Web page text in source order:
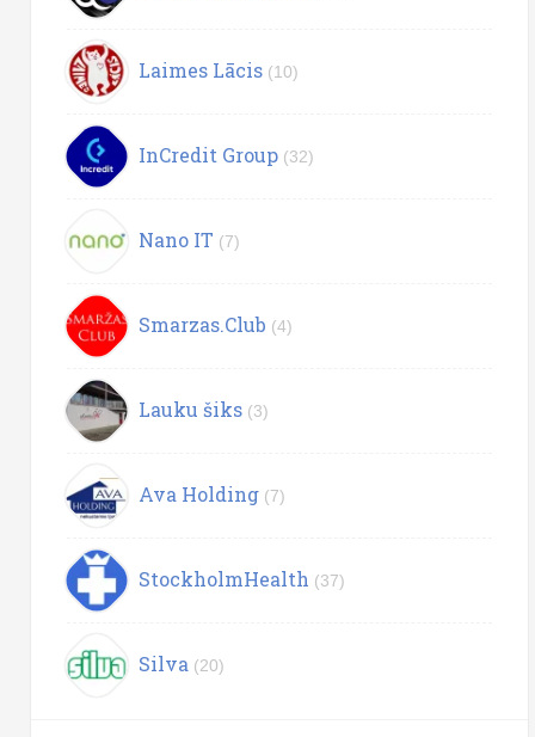
Laimes Lācis (10)
InCredit Group (32)
Nano IT (7)
Smarzas.Club (4)
Lauku šiks (3)
Ava Holding (7)
StockholmHealth (37)
Silva (20)